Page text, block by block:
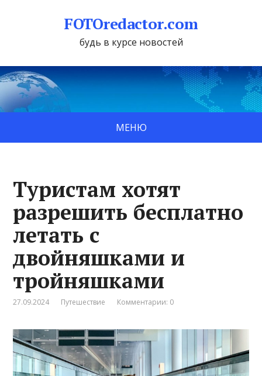
FOTOredactor.com
будь в курсе новостей
МЕНЮ
Туристам хотят
разрешить бесплатно
летать с
двойняшками и
тройняшками
27.09.2024 Путешествие Комментарии: 0